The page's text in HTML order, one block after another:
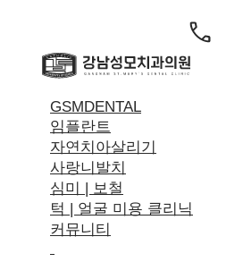
GSMDENTAL
임플란트
자연치아살리기
사랑니발치
심미 | 보철
턱 | 얼굴 미용 클리닉
커뮤니티